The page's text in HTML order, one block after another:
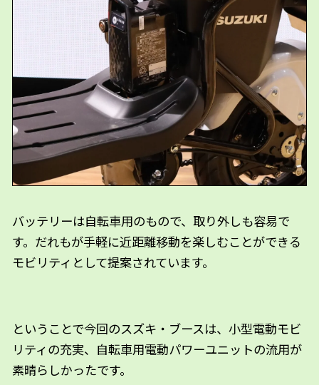
バッテリーは自転車用のもので、取り外しも容易で
す。だれもが手軽に近距離移動を楽しむことができる
モビリティとして提案されています。
ということで今回のスズキ・ブースは、小型電動モビ
リティの充実、自転車用電動パワーユニットの流用が
素晴らしかったです。